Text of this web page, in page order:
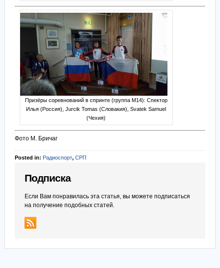
Призёры соревнований в спринте (группа М14): Спектор
Илья (Россия), Jurcik Tomas (Словакия), Svatek Samuel
(Чехия)
Фото М. Бричаг
Posted in: Радиоспорт, СРП
Подписка
Если Вам понравилась эта статья, вы можете подписаться
на получение подобных статей.